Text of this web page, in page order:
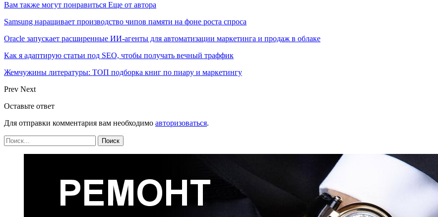
Вам также могут понравиться Еще от автора
Samsung наращивает производство чипов памяти на фоне роста спроса
Oracle запускает расширенные ИИ‑агенты для автоматизации маркетинга и продаж в облаке
Как я адаптирую статьи под SEO, чтобы получать вечный траффик
Жемчужины литературы: ТОП подборка книг по пиару и маркетингу
Prev Next
Оставьте ответ
Для отправки комментария вам необходимо авторизоваться.